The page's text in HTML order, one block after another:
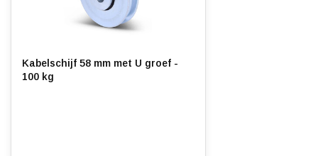
Kabelschijf 58 mm met U groef -
100 kg